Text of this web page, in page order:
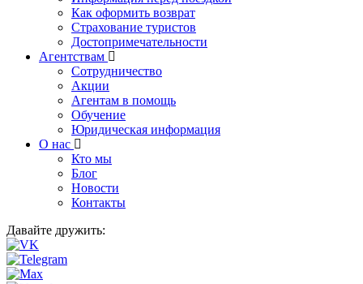
Как оформить возврат
Страхование туристов
Достопримечательности
Агентствам
Сотрудничество
Акции
Агентам в помощь
Обучение
Юридическая информация
О нас
Кто мы
Блог
Новости
Контакты
Давайте дружить: